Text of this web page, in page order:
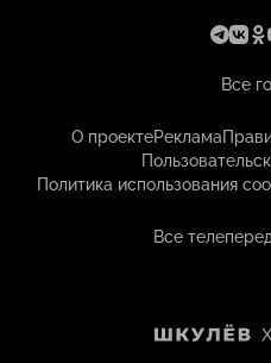
Все
О проектеРеклама
Политика использования
Все